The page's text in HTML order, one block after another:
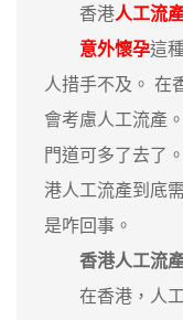
香港人工流
意外懷孕這
人措手不及。 在
會考慮人工流產
門道可多了去了
港人工流產到底
是咋回事。
香港人工流
在香港，人工